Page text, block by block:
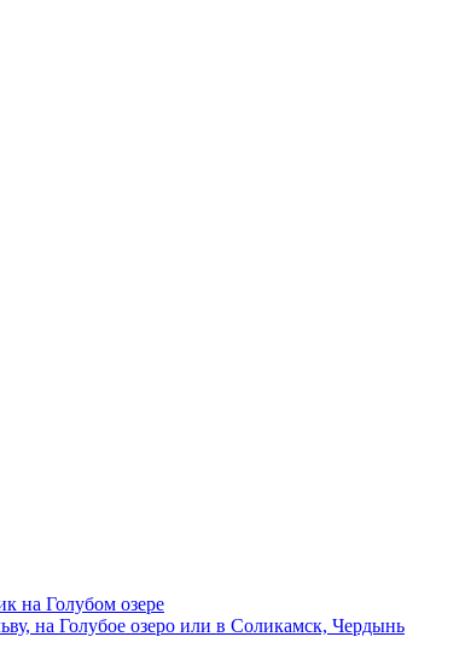
на Голубом озере
на Голубое озеро или в Соликамск, Чердынь